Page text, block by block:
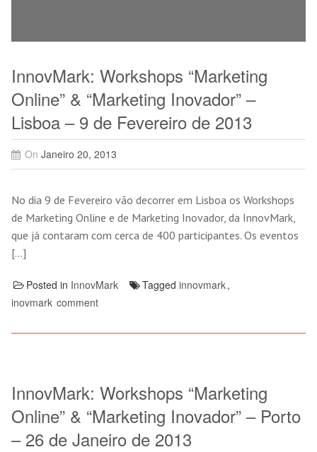
InnovMark: Workshops “Marketing
Online” & “Marketing Inovador” –
Lisboa – 9 de Fevereiro de 2013
On Janeiro 20, 2013
No dia 9 de Fevereiro vão decorrer em Lisboa os Workshops
de Marketing Online e de Marketing Inovador, da InnovMark,
que já contaram com cerca de 400 participantes. Os eventos
[…]
Posted in InnovMark Tagged innovmark,
inovmark comment
InnovMark: Workshops “Marketing
Online” & “Marketing Inovador” – Porto
– 26 de Janeiro de 2013